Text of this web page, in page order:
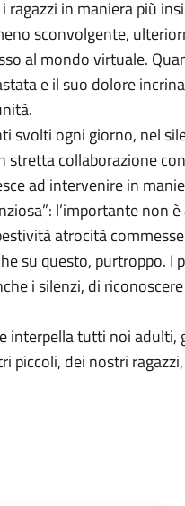
ragazzi in maniera più
sconvolgente,
al mondo virtuale.
e il suo dolore
svolti ogni giorno, nel
stretta collaborazione
ad intervenire in
l’importante non
atrocità
su questo, purtroppo.
i silenzi, di
interpella tutti noi
piccoli, dei nostri